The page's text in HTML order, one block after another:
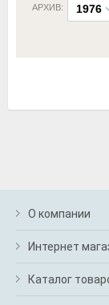
1976
АРХИВ:
О компании
Интернет
Каталог